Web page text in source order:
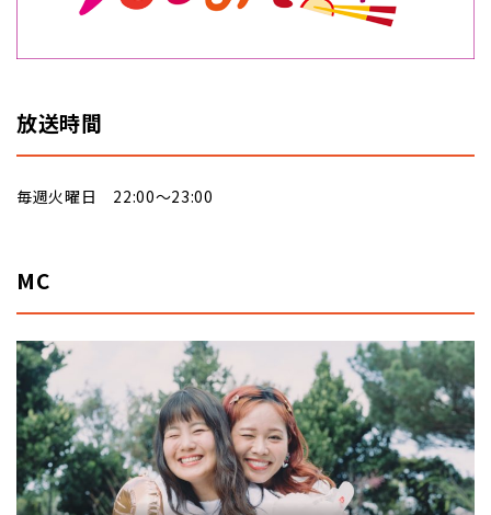
放送時間
毎週火曜日 22:00～23:00
MC